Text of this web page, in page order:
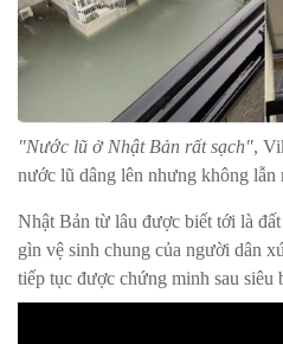
"Nước lũ ở Nhật Bản rất sạch",
nước lũ dâng lên nhưng không lẫn
Nhật Bản từ lâu được biết tới là
gìn vệ sinh chung của người dân
tiếp tục được chứng minh sau siêu